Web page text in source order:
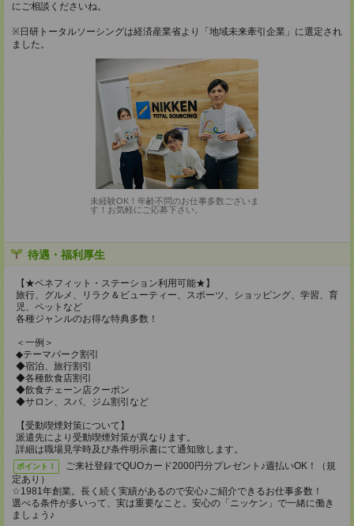
にご相談くださいね。
※日研トータルソーシングは経済産業省より「地域未来牽引企業」に選定され
ました。
未経験OK！年齢不問のお仕事多数ございま
す！お気軽にご応募下さい。
待遇・福利厚生
【★ベネフィット・ステーション利用可能★】
旅行、グルメ、リラク＆ビューティー、スポーツ、ショッピング、学習、育
児、ペットなど
各種ジャンルのお得な特典多数！
＜一例＞
◆テーマパーク割引
◆宿泊、旅行割引
◆各種飲食店割引
◆飲食チェーン店クーポン
◆サロン、スパ、ジム割引など
【受動喫煙対策について】
派遣先により受動喫煙対策が異なります。
詳細は職場見学時及び条件明示書にて通知致します。
ポイント！
ご来社登録でQUOカード2000円分プレゼント♪週払いOK！（規
定あり）
☆1981年創業。長く続く実績があるので安心♪ご紹介できるお仕事多数！
選べる条件が多いって、実は重要なこと。安心の「ニッケン」で一緒に働き
ましょう♪